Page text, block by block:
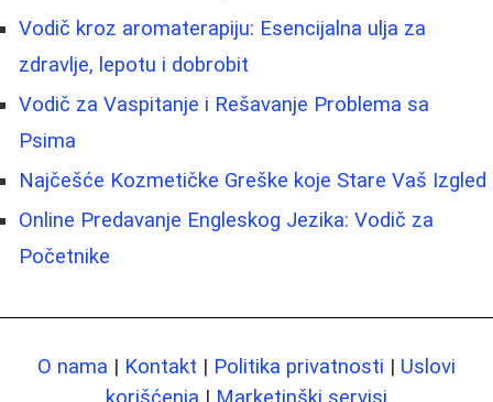
Vodič kroz aromaterapiju: Esencijalna ulja za
zdravlje, lepotu i dobrobit
Vodič za Vaspitanje i Rešavanje Problema sa
Psima
Najčešće Kozmetičke Greške koje Stare Vaš Izgled
Online Predavanje Engleskog Jezika: Vodič za
Početnike
O nama | Kontakt | Politika privatnosti | Uslovi
korišćenja | Marketinški servisi